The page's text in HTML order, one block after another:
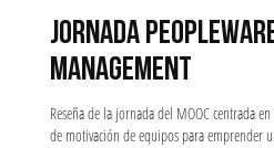
JORNADA
MANAGEMENT
Reseña de la jornada del MOOC centrada
de motivación de equipos para emprender